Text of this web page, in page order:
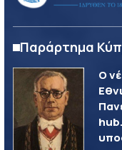
Παράρτημα
Ο